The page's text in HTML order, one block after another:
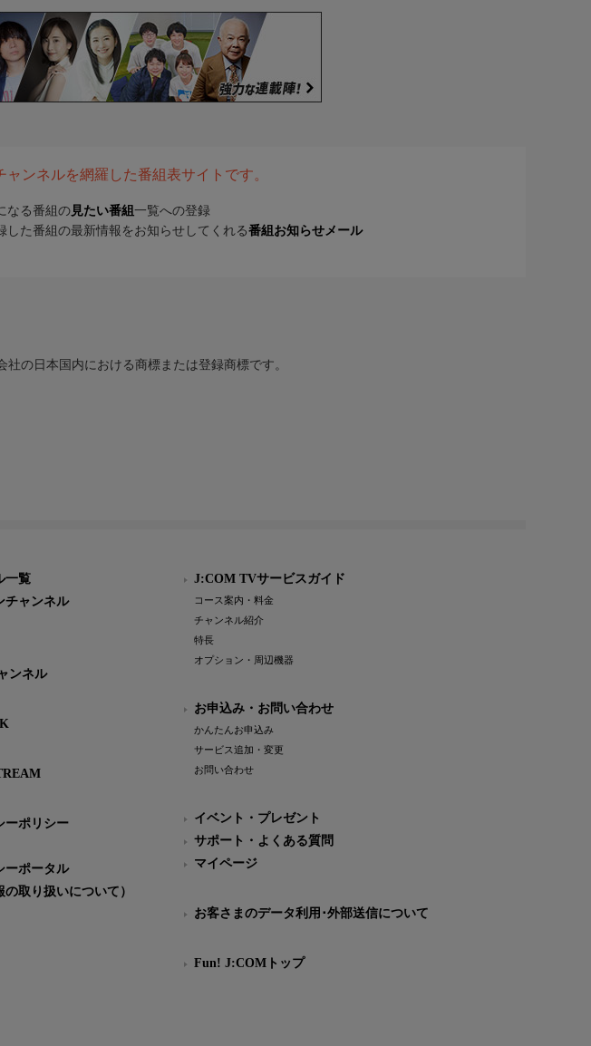
ンネルを網羅した番組表サイトです。
なる番組の 見たい番組 一覧への登録
した番組の最新情報をお知らせしてくれる番組お知らせメール
の日本国内における商標または登録商標です。
一覧
チャンネル
ンネル
ーポリシー
ーポータル
の取り扱いについて）
J:COM TVサービスガイド
コース案内・料金
チャンネル紹介
特長
オプション・周辺機器
お申込み・お問い合わせ
かんたんお申込み
サービス追加・変更
お問い合わせ
イベント・プレゼント
サポート・よくある質問
マイページ
お客さまのデータ利用･外部送信について
Fun! J:COMトップ